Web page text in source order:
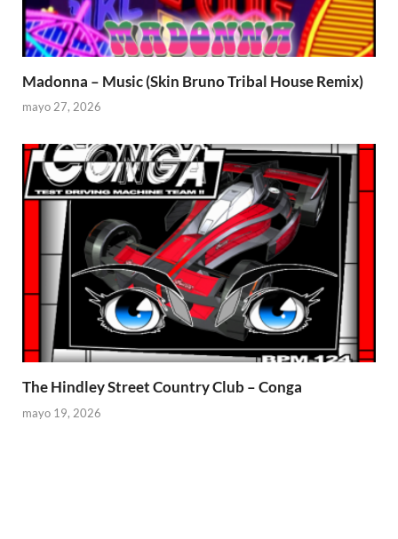
Madonna – Music (Skin Bruno Tribal House Remix)
mayo 27, 2026
The Hindley Street Country Club – Conga
mayo 19, 2026